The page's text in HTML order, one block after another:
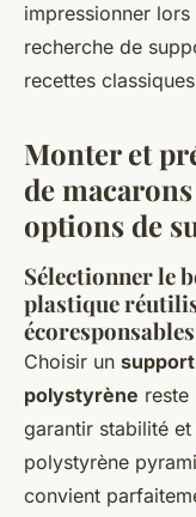
impressionner
recherche de
recettes
Monter et
de
options de
Sélectionner le
plastique
écoresponsables
Choisir un
polystyrène reste
garantir stabilité
polystyrène
convient